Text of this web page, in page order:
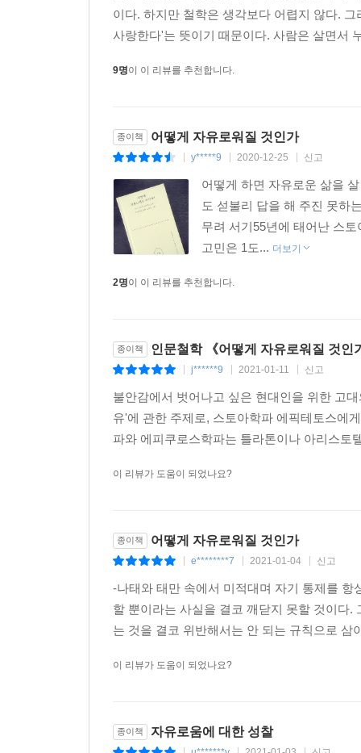
『어떻게 자유로워질 것인가』는 에픽테토스의
삶의 마음의 자유를 되찾을 수 있는 방법을 찾아낼
이다. 하지만 철학은 생각보다 어렵지 않다.
사랑한다'는 뜻이기 때문이다. 사람은 살면서
9명이 이 리뷰를 추천합니다.
종이책 어떻게 자유로워질 것인가
y*****9 2020-12-25 신고
어떻게 하면 자유로운 삶을
도 섣불리 답을 해 주진 못하
무려 서기55년에 태어난 스
고민은 1도... 더보기
2명이 이 리뷰를 추천합니다.
종이책 인문철학 《어떻게 자유로워질 것인
j******9 2021-01-11 신고
불안감에서 벗어나고 싶은 현대인을 위한 고
유'에 관한 주제로, 스토아학파 에픽테토스에
파와 에피쿠로스학파는 틀라톤이나 아리스
이 리뷰가 도움이 되었나요?
종이책 어떻게 자유로워질 것인가
e********7 2021-01-04 신고
-나태와 태만 속에서 미적대며 자기 통제를
할 뿐이라는 사실을 결코 깨닫지 못할 것이다
는 것을 결코 위반해서는 안 되는 규칙으로
이 리뷰가 도움이 되었나요?
종이책 자유로움에 대한 성찰